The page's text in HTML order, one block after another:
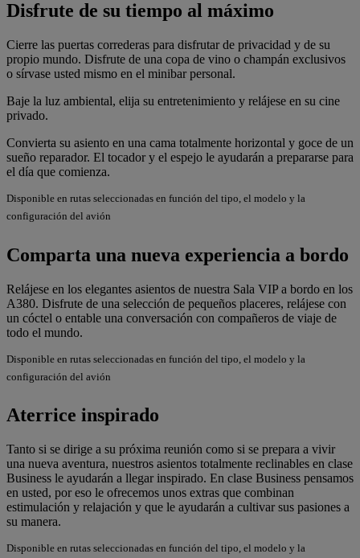
Disfrute de su tiempo al máximo
Cierre las puertas correderas para disfrutar de privacidad y de su
propio mundo. Disfrute de una copa de vino o champán exclusivos
o sírvase usted mismo en el minibar personal.
Baje la luz ambiental, elija su entretenimiento y relájese en su cine
privado.
Convierta su asiento en una cama totalmente horizontal y goce de un
sueño reparador. El tocador y el espejo le ayudarán a prepararse para
el día que comienza.
Disponible en rutas seleccionadas en función del tipo, el modelo y la
configuración del avión
Comparta una nueva experiencia a bordo
Relájese en los elegantes asientos de nuestra Sala VIP a bordo en los
A380. Disfrute de una selección de pequeños placeres, relájese con
un cóctel o entable una conversación con compañeros de viaje de
todo el mundo.
Disponible en rutas seleccionadas en función del tipo, el modelo y la
configuración del avión
Aterrice inspirado
Tanto si se dirige a su próxima reunión como si se prepara a vivir
una nueva aventura, nuestros asientos totalmente reclinables en clase
Business le ayudarán a llegar inspirado. En clase Business pensamos
en usted, por eso le ofrecemos unos extras que combinan
estimulación y relajación y que le ayudarán a cultivar sus pasiones a
su manera.
Disponible en rutas seleccionadas en función del tipo, el modelo y la